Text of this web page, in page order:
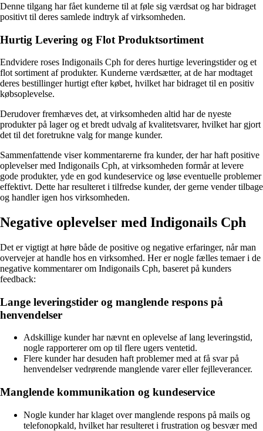
Denne tilgang har fået kunderne til at føle sig værdsat og har bidraget
positivt til deres samlede indtryk af virksomheden.
Hurtig Levering og Flot Produktsortiment
Endvidere roses Indigonails Cph for deres hurtige leveringstider og et
flot sortiment af produkter. Kunderne værdsætter, at de har modtaget
deres bestillinger hurtigt efter købet, hvilket har bidraget til en positiv
købsoplevelse.
Derudover fremhæves det, at virksomheden altid har de nyeste
produkter på lager og et bredt udvalg af kvalitetsvarer, hvilket har gjort
det til det foretrukne valg for mange kunder.
Sammenfattende viser kommentarerne fra kunder, der har haft positive
oplevelser med Indigonails Cph, at virksomheden formår at levere
gode produkter, yde en god kundeservice og løse eventuelle problemer
effektivt. Dette har resulteret i tilfredse kunder, der gerne vender tilbage
og handler igen hos virksomheden.
Negative oplevelser med Indigonails Cph
Det er vigtigt at høre både de positive og negative erfaringer, når man
overvejer at handle hos en virksomhed. Her er nogle fælles temaer i de
negative kommentarer om Indigonails Cph, baseret på kunders
feedback:
Lange leveringstider og manglende respons på
henvendelser
Adskillige kunder har nævnt en oplevelse af lang leveringstid,
nogle rapporterer om op til flere ugers ventetid.
Flere kunder har desuden haft problemer med at få svar på
henvendelser vedrørende manglende varer eller fejlleverancer.
Manglende kommunikation og kundeservice
Nogle kunder har klaget over manglende respons på mails og
telefonopkald, hvilket har resulteret i frustration og besvær med